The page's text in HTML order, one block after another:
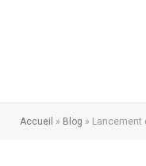
Accueil » Blog » Lancement du Comité